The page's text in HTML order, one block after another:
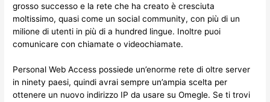
grosso successo e la rete che ha creato è cresciuta
moltissimo, quasi come un social community, con più di un
milione di utenti in più di a hundred lingue. Inoltre puoi
comunicare con chiamate o videochiamate.
Personal Web Access possiede un’enorme rete di oltre server
in ninety paesi, quindi avrai sempre un’ampia scelta per
ottenere un nuovo indirizzo IP da usare su Omegle. Se ti trovi